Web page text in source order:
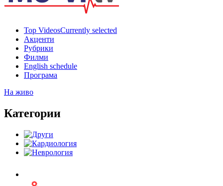
Top VideosCurrently selected
Акценти
Рубрики
Филми
English schedule
Програма
На живо
Категории